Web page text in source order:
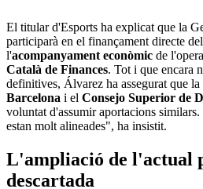
El titular d'Esports ha explicat que la
participarà en el finançament directe
l'acompanyament econòmic de
Català de Finances. Tot i que encara
definitives, Álvarez ha assegurat que
Barcelona i el Consejo Superior de
voluntat d'assumir aportacions
estan molt alineades", ha insistit.
L'ampliació de l'actual
descartada